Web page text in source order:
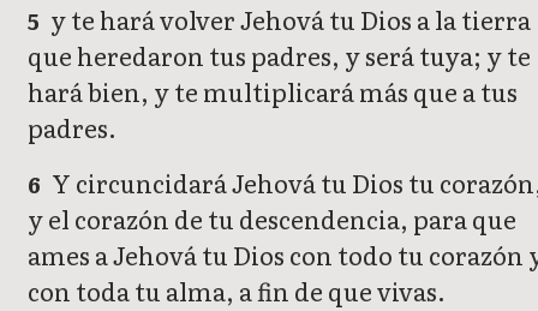
5 y te hará volver Jehová tu Dios a la tierra
que heredaron tus padres, y será tuya; y te
hará bien, y te multiplicará más que a tus
padres.
6 Y circuncidará Jehová tu Dios tu
y el corazón de tu descendencia, para que
ames a Jehová tu Dios con todo tu corazón
con toda tu alma, a fin de que vivas.